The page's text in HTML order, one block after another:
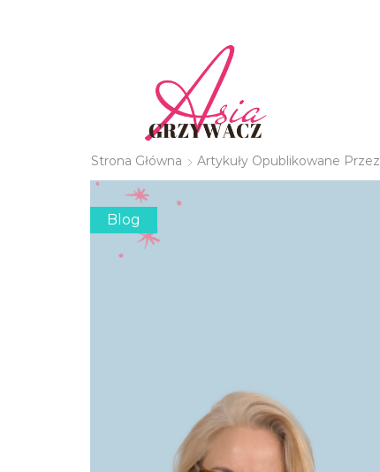
Strona Główna Artykuły Opublikowane Przez
Blog